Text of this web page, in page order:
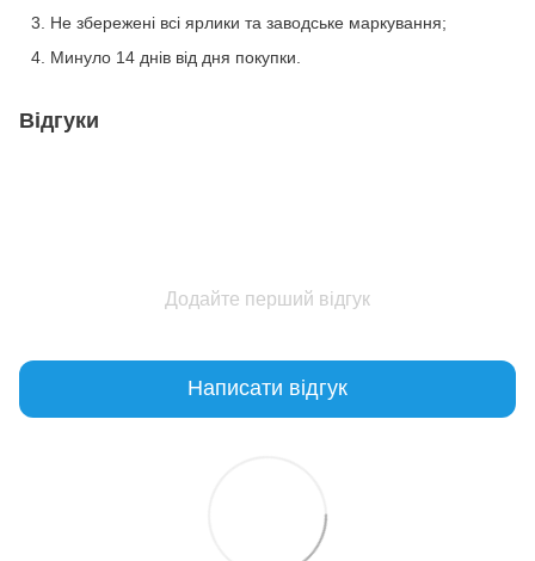
Не збережені всі ярлики та заводське маркування;
Минуло 14 днів від дня покупки.
Відгуки
Додайте перший відгук
Написати відгук